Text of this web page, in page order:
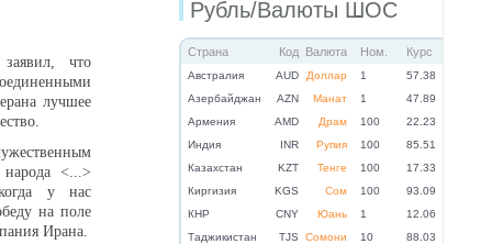
Рубль/Валюты ШОС
Страна Код Валюта Ном. Курс
Австралия AUD Доллар 1
57.38
Азербайджан
AZN Манат 1
47.89
Армения
AMD Драм 100
22.23
Индия
INR Рупия 100
85.51
Казахстан
KZT Тенге 100
17.33
Киргизия
KGS Сом 100
93.09
КНР
CNY Юань 1
12.06
Таджикистан
TJS Сомони 10
88.03
что
лучшее
<...>
у нас
на поле
Ирана.